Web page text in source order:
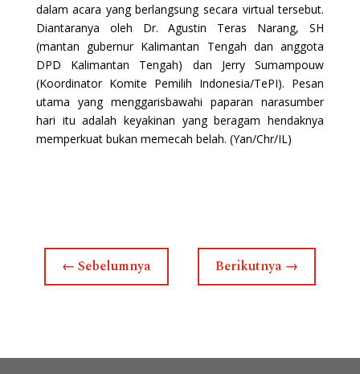
dalam acara yang berlangsung secara virtual tersebut.
Diantaranya oleh Dr. Agustin Teras Narang, SH
(mantan gubernur Kalimantan Tengah dan anggota
DPD Kalimantan Tengah) dan Jerry Sumampouw
(Koordinator Komite Pemilih Indonesia/TePI). Pesan
utama yang menggarisbawahi paparan narasumber
hari itu adalah keyakinan yang beragam hendaknya
memperkuat bukan memecah belah. (Yan/Chr/IL)
← Sebelumnya Berikutnya →